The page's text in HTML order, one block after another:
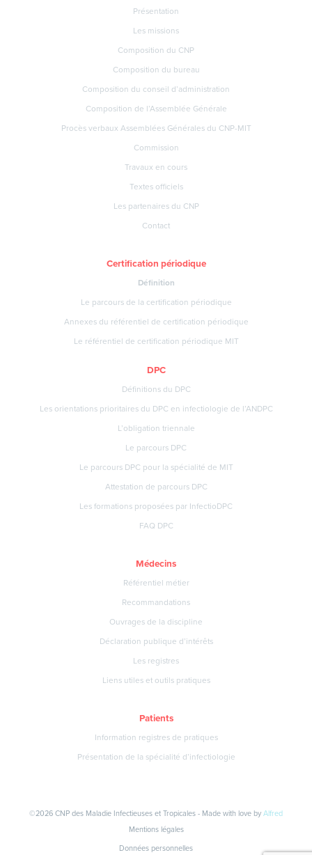
Présentation
Les missions
Composition du CNP
Composition du bureau
Composition du conseil d’administration
Composition de l’Assemblée Générale
Procès verbaux Assemblées Générales du CNP-MIT
Commission
Travaux en cours
Textes officiels
Les partenaires du CNP
Contact
Certification périodique
Définition
Le parcours de la certification périodique
Annexes du référentiel de certification périodique
Le référentiel de certification périodique MIT
DPC
Définitions du DPC
Les orientations prioritaires du DPC en infectiologie de l’ANDPC
L’obligation triennale
Le parcours DPC
Le parcours DPC pour la spécialité de MIT
Attestation de parcours DPC
Les formations proposées par InfectioDPC
FAQ DPC
Médecins
Référentiel métier
Recommandations
Ouvrages de la discipline
Déclaration publique d’intérêts
Les registres
Liens utiles et outils pratiques
Patients
Information registres de pratiques
Présentation de la spécialité d’infectiologie
©2026 CNP des Maladie Infectieuses et Tropicales - Made with love byAlfred
Mentions légales
Données personnelles